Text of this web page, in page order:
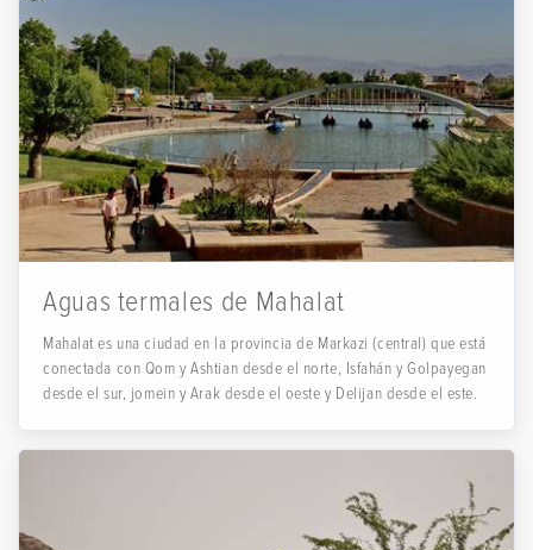
Aguas termales de Mahalat
Mahalat es una ciudad en la provincia de Markazi (central) que está
conectada con Qom y Ashtian desde el norte, Isfahán y Golpayegan
desde el sur, jomein y Arak desde el oeste y Delijan desde el este.